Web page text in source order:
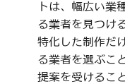
トは、幅広い業
る業者を見つけ
特化した制作だ
る業者を選ぶこ
提案を受けるこ